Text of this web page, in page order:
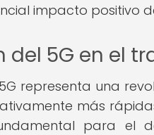
impacto positivo
del 5G en el
representa una
más
para el